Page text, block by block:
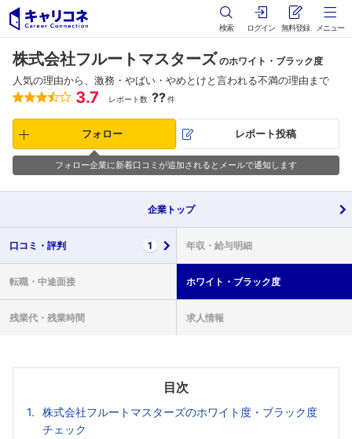
検索 ログイン 無料登録 メニュー
株式会社フルートマスターズ のホワイト・ブラック度
人気の理由から、激務・やばい・やめとけと言われる不満の理由まで
3.7 レポート数 ??件
フォロー レポート投稿
フォロー企業に新着口コミが追加されるとメールで通知します
企業 トップ
口コミ・ 評判 1 年収・ 給与明細
転職・ 中途面接 ホワイト・ ブラック度
残業代・ 残業時間 求人情報
目次
株式会社フルートマスターズのホワイト度・ブラック度
チェック